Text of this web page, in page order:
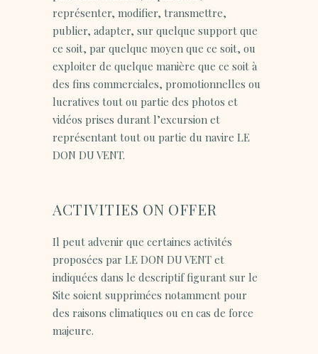
représenter, modifier, transmettre,
publier, adapter, sur quelque support que
ce soit, par quelque moyen que ce soit, ou
exploiter de quelque manière que ce soit à
des fins commerciales, promotionnelles ou
lucratives tout ou partie des photos et
vidéos prises durant l’excursion et
représentant tout ou partie du navire LE
DON DU VENT.
ACTIVITIES ON OFFER
Il peut advenir que certaines activités
proposées par LE DON DU VENT et
indiquées dans le descriptif figurant sur le
Site soient supprimées notamment pour
des raisons climatiques ou en cas de force
majeure.